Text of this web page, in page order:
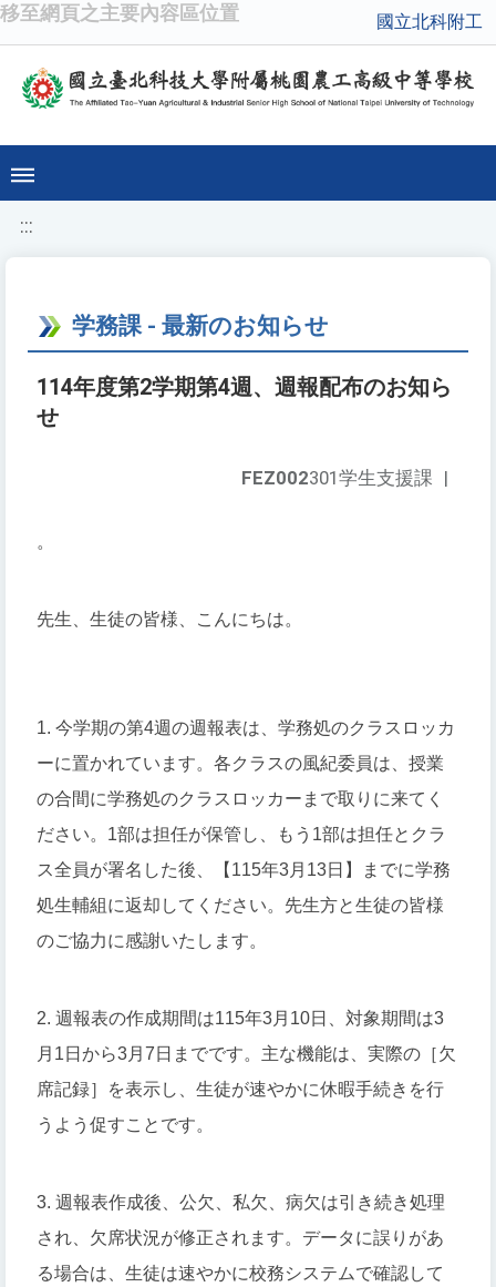
移至網頁之主要內容區位置 國立北科附工
:::
学務課 - 最新のお知らせ
114年度第2学期第4週、週報配布のお知ら
せ
FEZ002301学生支援課 |
。
先生、生徒の皆様、こんにちは。
1. 今学期の第4週の週報表は、学務処のクラスロッカ
ーに置かれています。各クラスの風紀委員は、授業
の合間に学務処のクラスロッカーまで取りに来てく
ださい。1部は担任が保管し、もう1部は担任とクラ
ス全員が署名した後、【115年3月13日】までに学務
処生輔組に返却してください。先生方と生徒の皆様
のご協力に感謝いたします。
2. 週報表の作成期間は115年3月10日、対象期間は3
月1日から3月7日までです。主な機能は、実際の［欠
席記録］を表示し、生徒が速やかに休暇手続きを行
うよう促すことです。
3. 週報表作成後、公欠、私欠、病欠は引き続き処理
され、欠席状況が修正されます。データに誤りがあ
る場合は、生徒は速やかに校務システムで確認して